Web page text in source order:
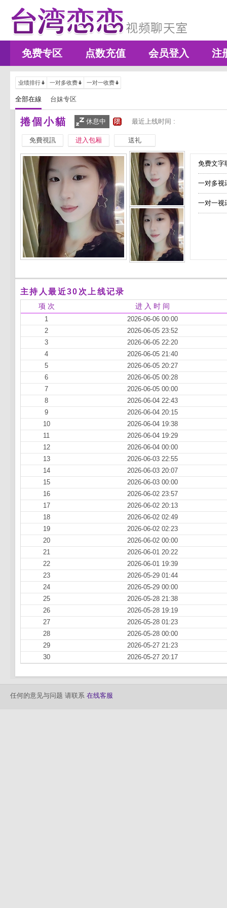
免费专区 点数充值 会员登入 注
业绩排行 一对多收费 一对一收费
全部在線 台妹专区
捲個小貓 休息中 最近上线时间 :
免費視訊 进入包厢 送礼
免费文
一对多
一对一
主持人最近30次上线记录
项 次 进 入 时 间
1
2026-06-06 00:00
2
2026-06-05 23:52
3
2026-06-05 22:20
4
2026-06-05 21:40
5
2026-06-05 20:27
6
2026-06-05 00:28
7
2026-06-05 00:00
8
2026-06-04 22:43
9
2026-06-04 20:15
10
2026-06-04 19:38
11
2026-06-04 19:29
12
2026-06-04 00:00
13
2026-06-03 22:55
14
2026-06-03 20:07
15
2026-06-03 00:00
16
2026-06-02 23:57
17
2026-06-02 20:13
18
2026-06-02 02:49
19
2026-06-02 02:23
20
2026-06-02 00:00
21
2026-06-01 20:22
22
2026-06-01 19:39
23
2026-05-29 01:44
24
2026-05-29 00:00
25
2026-05-28 21:38
26
2026-05-28 19:19
27
2026-05-28 01:23
28
2026-05-28 00:00
29
2026-05-27 21:23
30
2026-05-27 20:17
任何的意见与问题 请联系 在线客服